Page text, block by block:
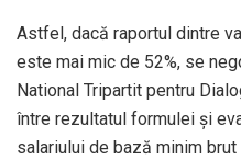
Astfel, dacă raportul dintre
este mai mic de 52%, se
National Tripartit pentru
între rezultatul formulei și
salariului de bază minim